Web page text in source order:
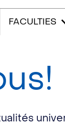
FACULTIES